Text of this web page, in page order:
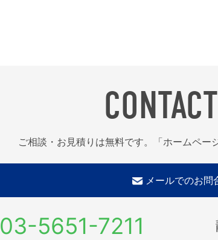
ご相談・お見積りは無料です。「ホームペー
メールでのお問
03-5651-7211